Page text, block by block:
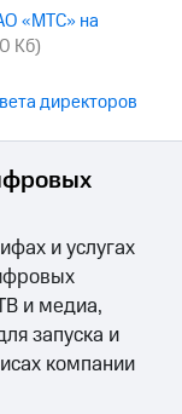
«МТС» на
Кб)
директоров
и услугах
и медиа,
запуска и
компании